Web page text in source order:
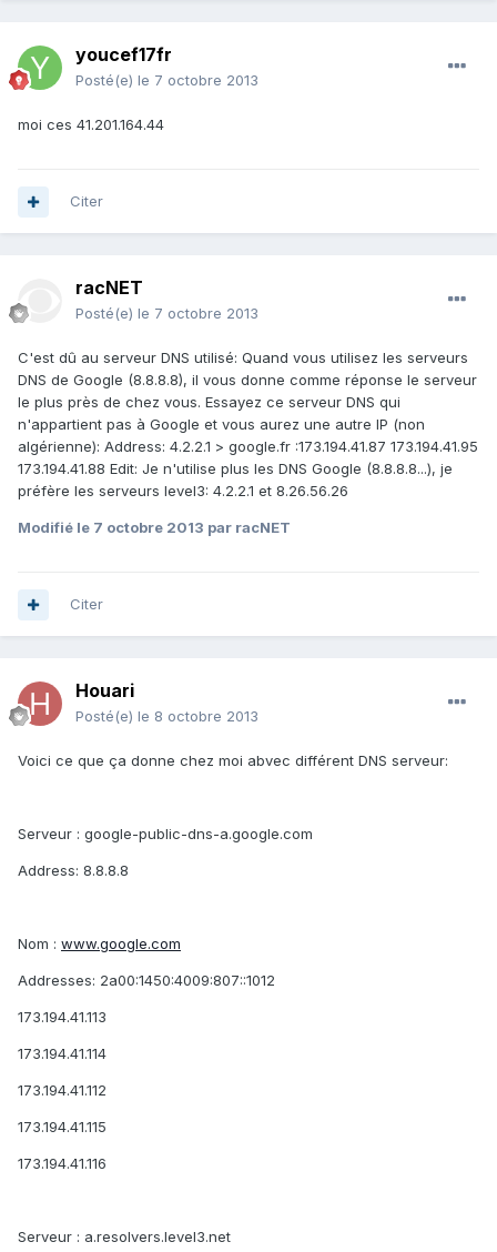
youcef17fr
Posté(e) le 7 octobre 2013
moi ces 41.201.164.44
Citer
racNET
Posté(e) le 7 octobre 2013
C'est dû au serveur DNS utilisé: Quand vous utilisez les serveurs
DNS de Google (8.8.8.8), il vous donne comme réponse le serveur
le plus près de chez vous. Essayez ce serveur DNS qui
n'appartient pas à Google et vous aurez une autre IP (non
algérienne): Address: 4.2.2.1 > google.fr :173.194.41.87 173.194.41.95
173.194.41.88 Edit: Je n'utilise plus les DNS Google (8.8.8.8...), je
préfère les serveurs level3: 4.2.2.1 et 8.26.56.26
Modifié le 7 octobre 2013 par racNET
Citer
Houari
Posté(e) le 8 octobre 2013
Voici ce que ça donne chez moi abvec différent DNS serveur:
Serveur : google-public-dns-a.google.com
Address: 8.8.8.8
Nom : www.google.com
Addresses: 2a00:1450:4009:807::1012
173.194.41.113
173.194.41.114
173.194.41.112
173.194.41.115
173.194.41.116
Serveur : a.resolvers.level3.net